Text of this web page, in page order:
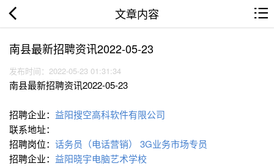
文章内容
南县最新招聘资讯2022-05-23
发布时间：2022-05-23 01:31:34
南县最新招聘资讯2022-05-23
招聘企业： 益阳搜空高科软件有限公司
联系地址：
招聘岗位： 话务员（电话营销）
3G业务市场专员
招聘企业： 益阳晓宇电脑艺术学校